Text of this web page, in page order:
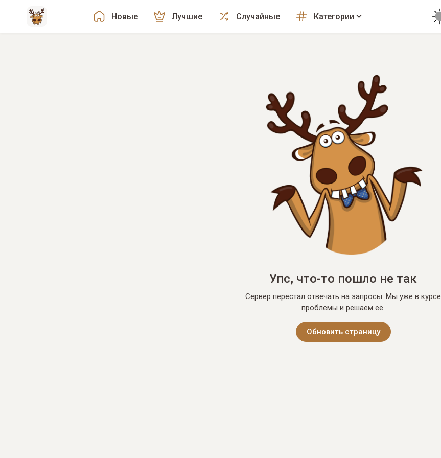
Новые Лучшие Случайные Категории
Упс, что-то пошло не так
Сервер перестал отвечать на запросы. Мы уже в курсе
проблемы и решаем её.
Обновить страницу